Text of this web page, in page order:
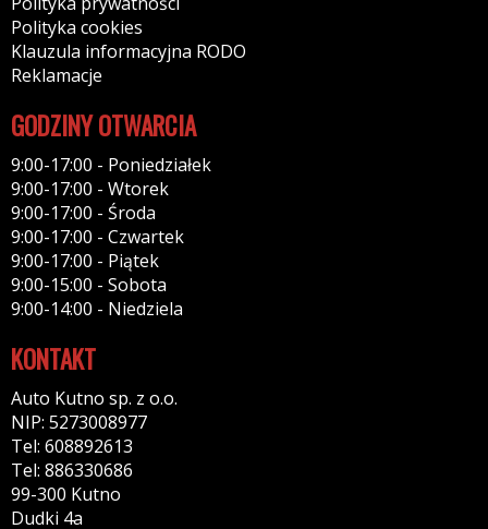
Polityka cookies
Klauzula informacyjna RODO
Reklamacje
GODZINY OTWARCIA
9:00-17:00 - Poniedziałek
9:00-17:00 - Wtorek
9:00-17:00 - Środa
9:00-17:00 - Czwartek
9:00-17:00 - Piątek
9:00-15:00 - Sobota
9:00-14:00 - Niedziela
KONTAKT
Auto Kutno sp. z o.o.
NIP: 5273008977
Tel: 608892613
Tel: 886330686
99-300 Kutno
Dudki 4a